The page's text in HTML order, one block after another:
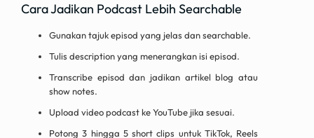
Cara Jadikan Podcast Lebih Searchable
Gunakan tajuk episod yang jelas dan searchable.
Tulis description yang menerangkan isi episod.
Transcribe episod dan jadikan artikel blog atau
show notes.
Upload video podcast ke YouTube jika sesuai.
Potong 3 hingga 5 short clips untuk TikTok, Reels